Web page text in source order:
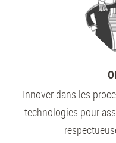
Innover dans les
technologies pour